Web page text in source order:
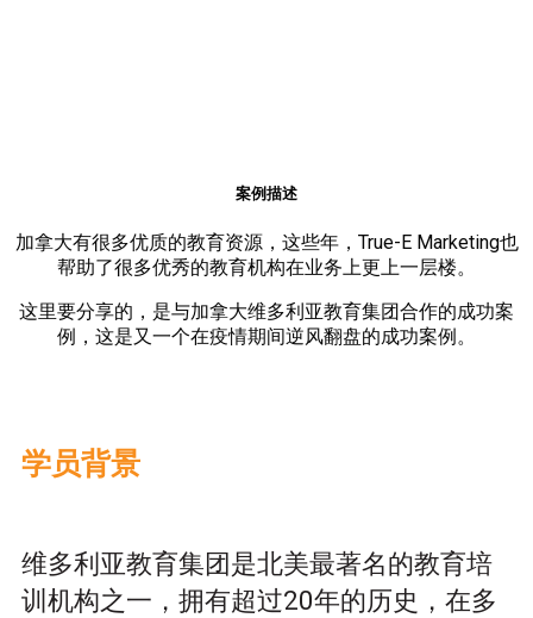
案例描述
加拿大有很多优质的教育资源，这些年，True-E Marketing也
帮助了很多优秀的教育机构在业务上更上一层楼。
这里要分享的，是与加拿大维多利亚教育集团合作的成功案
例，这是又一个在疫情期间逆风翻盘的成功案例。
学员背景
维多利亚教育集团是北美最著名的教育培
训机构之一，拥有超过20年的历史，在多